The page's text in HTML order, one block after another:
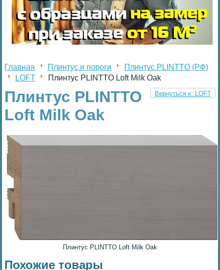
Главная Плинтус и пороги
Плинтус PLINTTO (РФ)
LOFT
Плинтус PLINTTO Loft Milk Oak
Вернуться к: LOFT
Плинтус PLINTTO
Loft Milk Oak
Плинтус PLINTTO Loft Milk Oak
Похожие товары